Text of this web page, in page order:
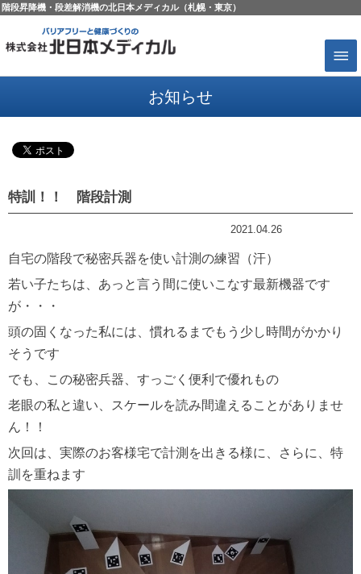
階段昇降機・段差解消機の北日本メディカル（札幌・東京）
お知らせ
特訓！！ 階段計測
2021.04.26
自宅の階段で秘密兵器を使い計測の練習（汗）
若い子たちは、あっと言う間に使いこなす最新機器です
が・・・
頭の固くなった私には、慣れるまでもう少し時間がかかり
そうです
でも、この秘密兵器、すっごく便利で優れもの
老眼の私と違い、スケールを読み間違えることがありませ
ん！！
次回は、実際のお客様宅で計測を出きる様に、さらに、特
訓を重ねます